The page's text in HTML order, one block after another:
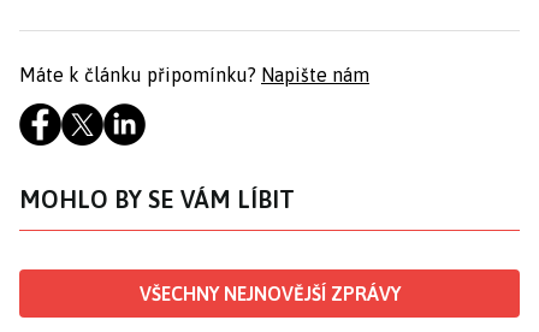
Máte k článku připomínku? Napište nám
MOHLO BY SE VÁM LÍBIT
VŠECHNY NEJNOVĚJŠÍ ZPRÁVY